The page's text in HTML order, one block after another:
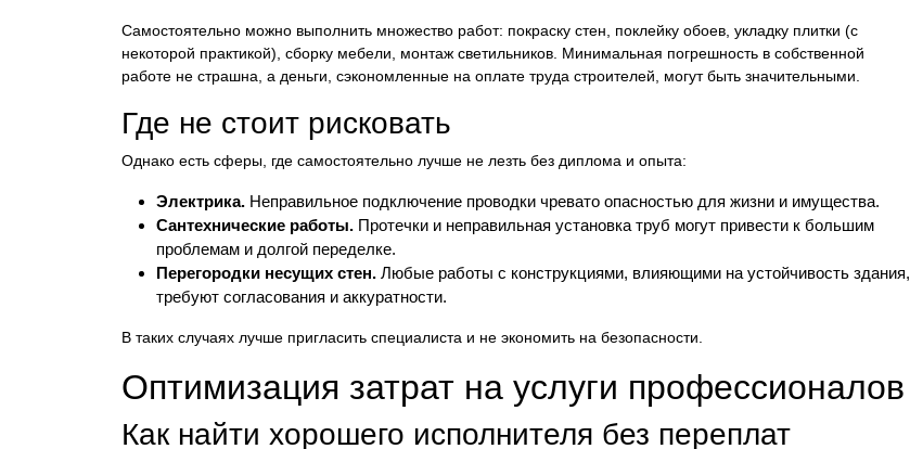
Самостоятельно можно выполнить множество работ: покраску стен, поклейку обоев, укладку плитки (с
некоторой практикой), сборку мебели, монтаж светильников. Минимальная погрешность в собственной
работе не страшна, а деньги, сэкономленные на оплате труда строителей, могут быть значительными.
Где не стоит рисковать
Однако есть сферы, где самостоятельно лучше не лезть без диплома и опыта:
Электрика. Неправильное подключение проводки чревато опасностью для жизни и имущества.
Сантехнические работы. Протечки и неправильная установка труб могут привести к большим
проблемам и долгой переделке.
Перегородки несущих стен. Любые работы с конструкциями, влияющими на устойчивость здания,
требуют согласования и аккуратности.
В таких случаях лучше пригласить специалиста и не экономить на безопасности.
Оптимизация затрат на услуги профессионалов
Как найти хорошего исполнителя без переплат